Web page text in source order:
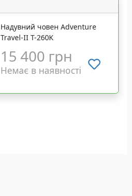
Надувний човен Adventure
Travel-II T-260K
15 400 грн
Немає в наявності